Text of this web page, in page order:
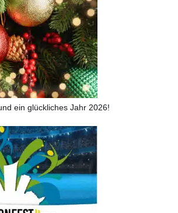
ein glückliches Jahr 2026!